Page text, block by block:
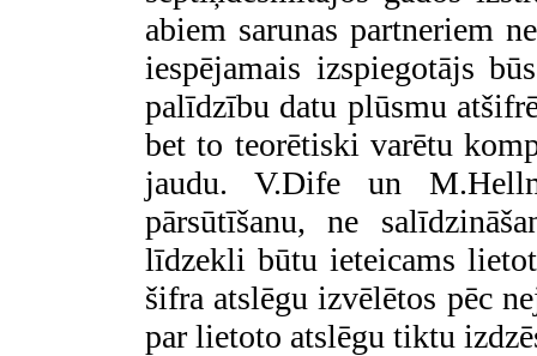
abiem sarunas partneriem
iespējamais izspiegotājs
palīdzību datu plūsmu
bet to teorētiski varētu
jaudu. V.Dife un
pārsūtīšanu, ne
līdzekli būtu ieteicams
šifra atslēgu izvēlētos pēc
par lietoto atslēgu tiktu